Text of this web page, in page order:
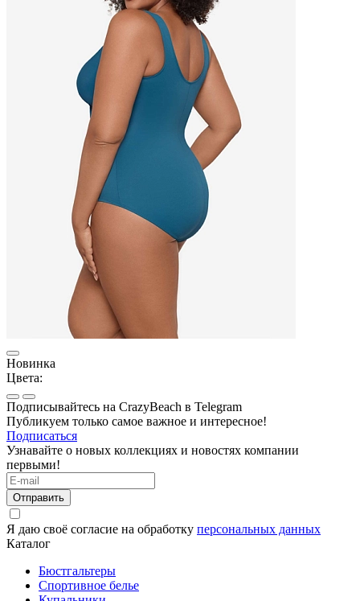
Новинка
Цвета:
Подписывайтесь на CrazyBeach в Telegram
Публикуем только самое важное и интересное!
Подписаться
Узнавайте о новых коллекциях и новостях компании
первыми!
Отправить
Я даю своё согласие на обработку персональных данных
Каталог
Бюстгальтеры
Спортивное белье